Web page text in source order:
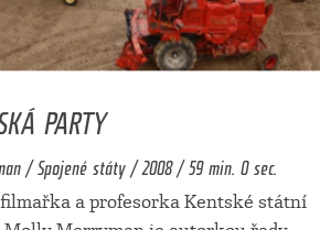
PARTY
/ Spojené státy / 2008 / 59 min. 0 sec.
a profesorka Kentské státní